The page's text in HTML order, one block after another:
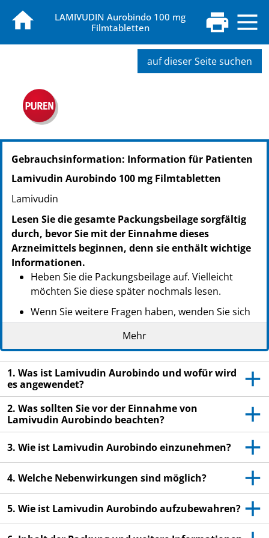
LAMIVUDIN Aurobindo 100 mg
Filmtabletten
auf dieser Seite suchen
PZN: 17526597
PPN: 111752659773
NTIN: 04150175265974
Gebrauchsinformation: Information für Patienten
Lamivudin Aurobindo 100 mg Filmtabletten
Lamivudin
Lesen Sie die gesamte Packungsbeilage sorgfältig
durch, bevor Sie mit der Einnahme dieses
Arzneimittels beginnen, denn sie enthält wichtige
Informationen.
Heben Sie die Packungsbeilage auf. Vielleicht
möchten Sie diese später nochmals lesen.
Wenn Sie weitere Fragen haben, wenden Sie sich
an Ihren Arzt oder Apotheker.
Dieses Arzneimittel wurde Ihnen persönlich
verschrieben. Geben Sie es nicht an Dritte weiter.
Es kann anderen Menschen schaden, auch wenn
diese die gleichen Beschwerden haben wie Sie.
Wenn Sie Nebenwirkungen bemerken, wenden Sie
sich an Ihren Arzt oder Apotheker. Dies gilt auch
Packungsbeilage angegeben sind. Siehe Abschnitt
Mehr
1. Was ist Lamivudin Aurobindo und wofür wird
es angewendet?
2. Was sollten Sie vor der Einnahme von
Lamivudin Aurobindo beachten?
3. Wie ist Lamivudin Aurobindo einzunehmen?
4. Welche Nebenwirkungen sind möglich?
5. Wie ist Lamivudin Aurobindo aufzubewahren?